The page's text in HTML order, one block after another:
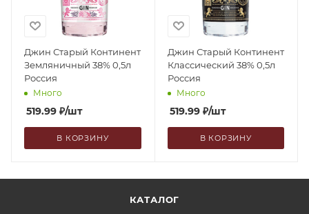
Джин Старый Континент
Земляничный 38% 0,5л
Россия
Много
519.99 ₽/шт
В КОРЗИНУ
Джин Старый Континент
Классический 38% 0,5л
Россия
Много
519.99₽/шт
В КОРЗИНУ
КАТАЛОГ